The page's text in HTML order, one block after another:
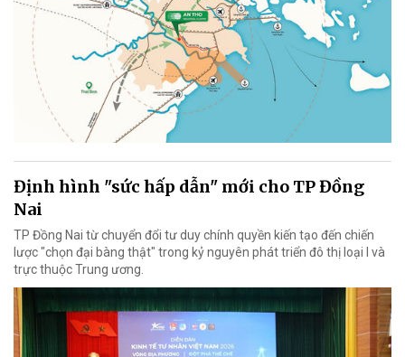
Định hình "sức hấp dẫn" mới cho TP Đồng
Nai
TP Đồng Nai từ chuyển đổi tư duy chính quyền kiến tạo đến chiến
lược "chọn đại bàng thật" trong kỷ nguyên phát triển đô thị loại I và
trực thuộc Trung ương.